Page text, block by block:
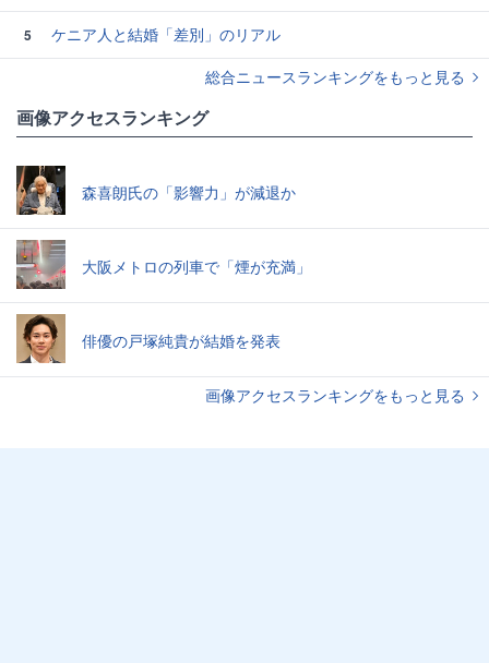
5
ケニア人と結婚「差別」のリアル
総合ニュースランキングをもっと見る
画像アクセスランキング
森喜朗氏の「影響力」が減退か
大阪メトロの列車で「煙が充満」
俳優の戸塚純貴が結婚を発表
画像アクセスランキングをもっと見る